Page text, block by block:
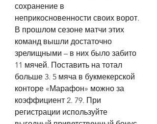
сохранение в
неприкосновенности своих ворот.
В прошлом сезоне матчи этих
команд вышли достаточно
зрелищными – в них было забито
11 мячей. Поставить на тотал
больше 3. 5 мяча в букмекерской
конторе «Марафон» можно за
коэффициент 2. 79. При
регистрации используйте